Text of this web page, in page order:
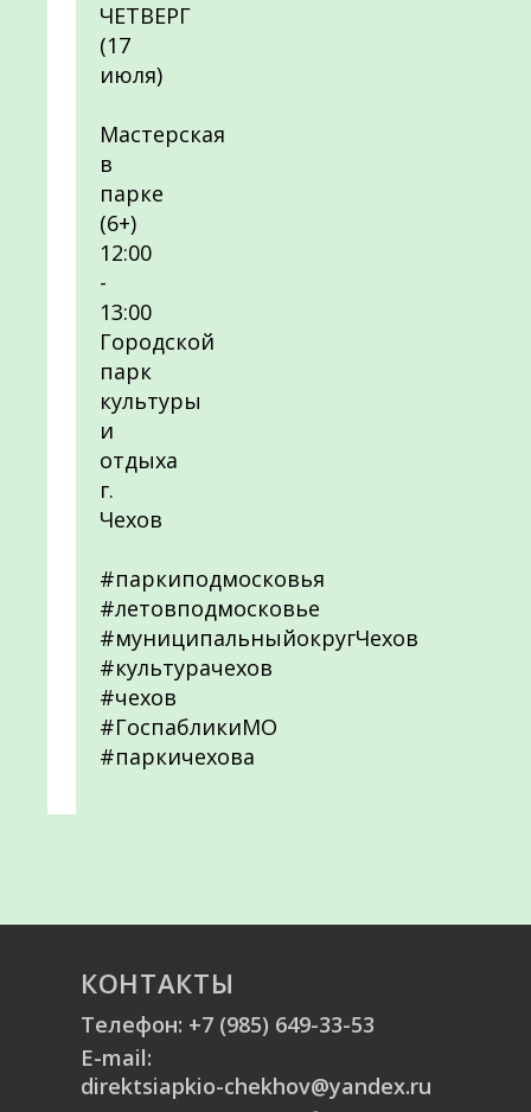
ЧЕТВЕРГ
(17
июля)
Мастерская
в
парке
(6+)
12:00
-
13:00
Городской
парк
культуры
и
отдыха
г.
Чехов
#паркиподмосковья
#летовподмосковье
#муниципальныйокругЧехов
#культурачехов
#чехов
#ГоспабликиМО
#паркичехова
КОНТАКТЫ
Телефон: +7 (985) 649-33-53
E-mail:
direktsiapkio-chekhov@yandex.ru